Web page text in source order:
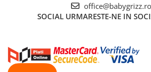
office@babygrizz.ro
SOCIAL URMARESTE-NE IN